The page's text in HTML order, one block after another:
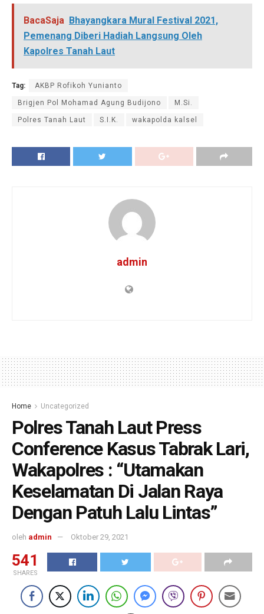
BacaSaja Bhayangkara Mural Festival 2021,
Pemenang Diberi Hadiah Langsung Oleh
Kapolres Tanah Laut
Tag: AKBP Rofikoh Yunianto
Brigjen Pol Mohamad Agung Budijono M.Si.
Polres Tanah Laut S.I.K. wakapolda kalsel
admin
Home Uncategorized
Polres Tanah Laut Press
Conference Kasus Tabrak Lari,
Wakapolres : “Utamakan
Keselamatan Di Jalan Raya
Dengan Patuh Lalu Lintas”
oleh admin Oktober 29, 2021
541
SHARES